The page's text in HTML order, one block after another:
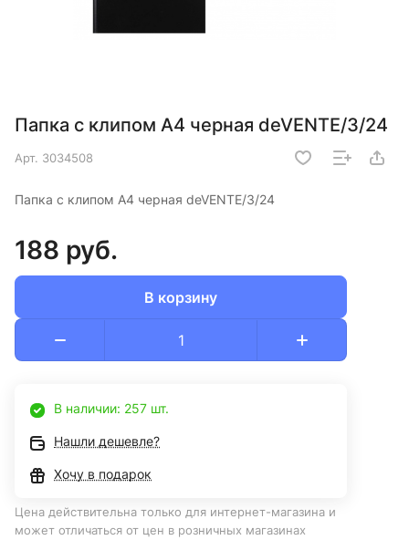
Папка с клипом А4 черная deVENTE/3/24
Арт. 3034508
Папка с клипом А4 черная deVENTE/3/24
188 руб.
В корзину
В наличии: 257 шт.
Нашли дешевле?
Хочу в подарок
Цена действительна только для интернет-магазина и
может отличаться от цен в розничных магазинах